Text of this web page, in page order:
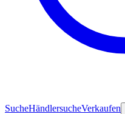
SucheHändlersucheVerkaufen